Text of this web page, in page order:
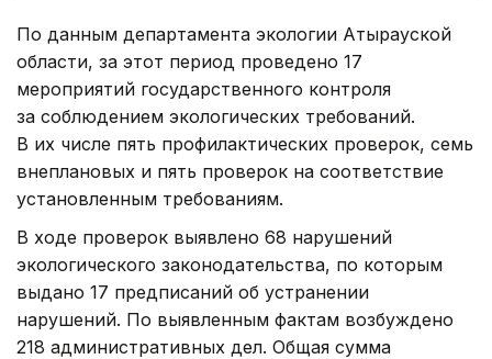
По данным департамента экологии Атырауской
области, за этот период проведено 17
мероприятий государственного контроля
за соблюдением экологических требований.
В их числе пять профилактических проверок, семь
внеплановых и пять проверок на соответствие
установленным требованиям.
В ходе проверок выявлено 68 нарушений
экологического законодательства, по которым
выдано 17 предписаний об устранении
нарушений. По выявленным фактам возбуждено
218 административных дел. Общая сумма